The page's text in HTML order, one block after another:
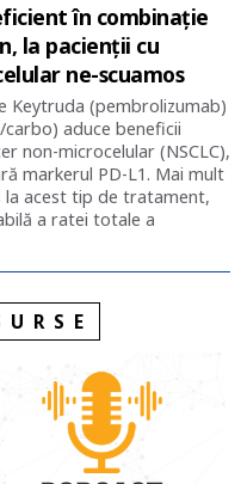
în combinație
la pacienții cu
ne-scuamos
Keytruda (pembrolizumab)
aduce beneficii
non-microcelular (NSCLC),
markerul PD-L1. Mai mult
la acest tip de tratament,
a ratei totale a